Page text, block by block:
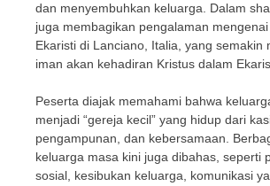
dan menyembuhkan keluarga. Dalam
juga membagikan pengalaman
Ekaristi di Lanciano, Italia, yang semakin
iman akan kehadiran Kristus dalam
Peserta diajak memahami bahwa
menjadi “gereja kecil” yang hidup dari
pengampunan, dan kebersamaan.
keluarga masa kini juga dibahas, seperti
sosial, kesibukan keluarga, komunikasi